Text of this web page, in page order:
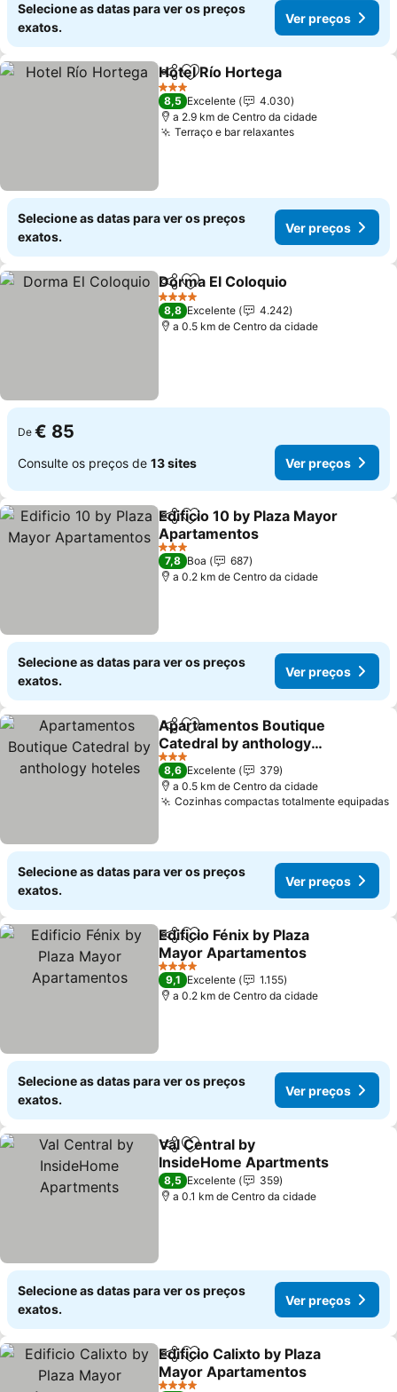
Selecione as datas para ver os preços
exatos.
Ver preços
PartilharAdicionar aos favoritos
Hotel Río Hortega
3 Estrelas
8,5 Excelente
4.030
a 2.9 km de Centro da cidade
Terraço e bar relaxantesVer preços
Selecione as datas para ver os preços
exatos.
Ver preços
PartilharAdicionar aos favoritos
Dorma El Coloquio
4 Estrelas
8,8 Excelente
4.242
a 0.5 km de Centro da cidade
De € 85
Consulte os preços de 13 sites Ver preços
PartilharAdicionar aos favoritos
Edificio 10 by Plaza Mayor
Apartamentos
Ver preços
3 Estrelas
7,8 Boa
687
a 0.2 km de Centro da cidade
Selecione as datas para ver os preços
exatos.
Ver preços
PartilharAdicionar aos favoritos
Apartamentos Boutique
Catedral by anthology
hoteles
Ver preços
3 Estrelas
8,6 Excelente
379
a 0.5 km de Centro da cidade
Cozinhas compactas totalmente equipadas
Selecione as datas para ver os preços
exatos.
Ver preços
PartilharAdicionar aos favoritos
Edificio Fénix by Plaza
Mayor Apartamentos
Ver preços
4 Estrelas
9,1 Excelente
1.155
a 0.2 km de Centro da cidade
Selecione as datas para ver os preços
exatos.
Ver preços
PartilharAdicionar aos favoritos
Val Central by
InsideHome Apartments
Ver preços
8,5 Excelente
359
a 0.1 km de Centro da cidade
Selecione as datas para ver os preços
exatos.
Ver preços
PartilharAdicionar aos favoritos
Edificio Calixto by Plaza
Mayor Apartamentos